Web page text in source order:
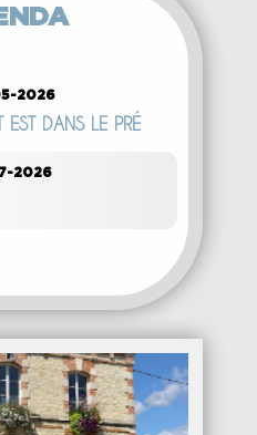
2026
EST DANS LE PRÉ
2026